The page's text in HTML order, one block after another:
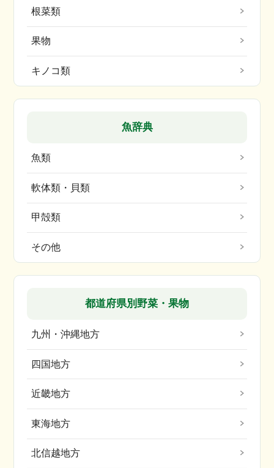
根菜類
果物
キノコ類
魚辞典
魚類
軟体類・貝類
甲殻類
その他
都道府県別野菜・果物
九州・沖縄地方
四国地方
近畿地方
東海地方
北信越地方